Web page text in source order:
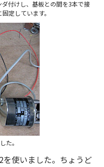
付けし、基板との間を3本で接
定しています。
た。
使いました。ちょうど